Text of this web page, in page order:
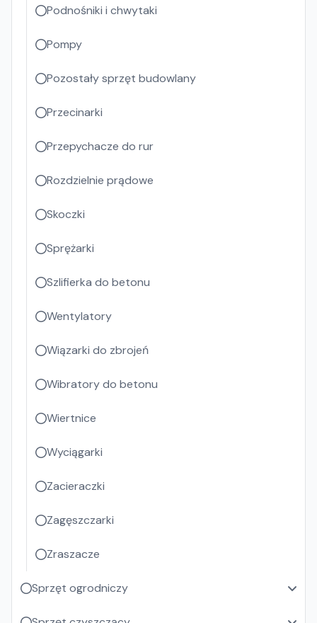
Podnośniki i chwytaki
Pompy
Pozostały sprzęt budowlany
Przecinarki
Przepychacze do rur
Rozdzielnie prądowe
Skoczki
Sprężarki
Szlifierka do betonu
Wentylatory
Wiązarki do zbrojeń
Wibratory do betonu
Wiertnice
Wyciągarki
Zacieraczki
Zagęszczarki
Zraszacze
Sprzęt ogrodniczy